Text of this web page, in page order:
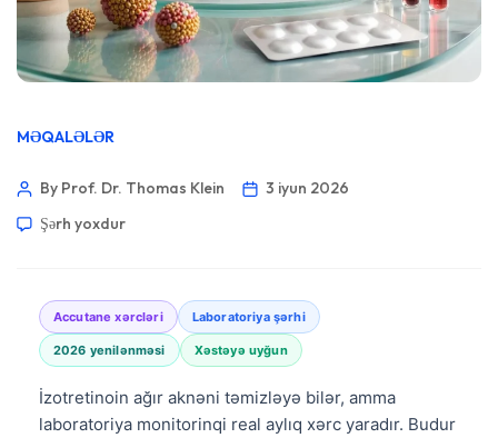
MƏQALƏLƏR
By Prof. Dr. Thomas Klein
3 iyun 2026
Şərh yoxdur
Accutane xərcləri Laboratoriya şərhi
2026 yenilənməsi Xəstəyə uyğun
İzotretinoin ağır aknəni təmizləyə bilər, amma
laboratoriya monitorinqi real aylıq xərc yaradır. Budur